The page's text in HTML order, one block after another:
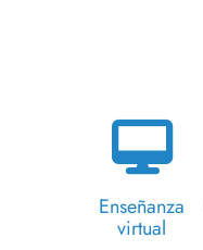
Enseñanza
virtual